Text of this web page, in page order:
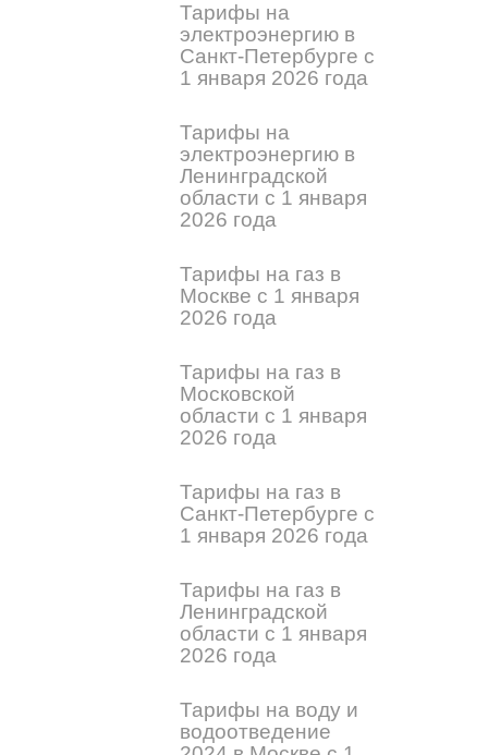
Тарифы на
электроэнергию в
Санкт-Петербурге с
1 января 2026 года
Тарифы на
электроэнергию в
Ленинградской
области с 1 января
2026 года
Тарифы на газ в
Москве с 1 января
2026 года
Тарифы на газ в
Московской
области с 1 января
2026 года
Тарифы на газ в
Санкт-Петербурге с
1 января 2026 года
Тарифы на газ в
Ленинградской
области с 1 января
2026 года
Тарифы на воду и
водоотведение